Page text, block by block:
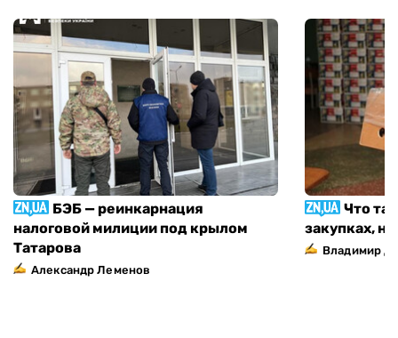
БЭБ — реинкарнация
налоговой милиции под крылом
Татарова
Александр Леменов
Что
закупках,
Владимир